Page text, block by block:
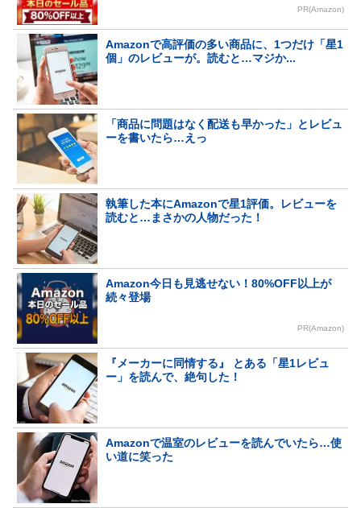
PR(Amazon)
Amazonで高評価の多い商品に、1つだけ「星1
個」のレビューが。読むと…マジか...
「商品に問題はなく配送も早かった」とレビュ
ーを書いたら…えっ
執筆した本にAmazonで星1評価。レビューを
読むと…まさかの人物だった！
Amazon今日も見逃せない！80%OFF以上が
続々登場
PR(Amazon)
『メーカーに同情する』 とある「星1レビュ
ー」を読んで、絶句した！
Amazonで温室のレビューを読んでいたら…使
い道に笑った